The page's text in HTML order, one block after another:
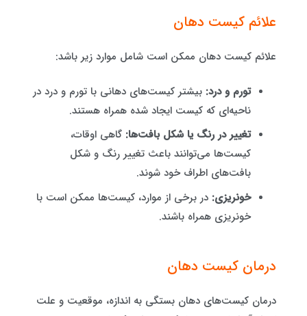
علائم کیست دهان
علائم کیست دهان ممکن است شامل موارد زیر باشد:
تورم و درد: بیشتر کیست‌های دهانی با تورم و درد در
ناحیه‌ای که کیست ایجاد شده همراه هستند.
تغییر در رنگ یا شکل بافت‌ها: گاهی اوقات،
کیست‌ها می‌توانند باعث تغییر رنگ و شکل
بافت‌های اطراف خود شوند.
خونریزی: در برخی از موارد، کیست‌ها ممکن است با
خونریزی همراه باشند.
درمان کیست دهان
درمان کیست‌های دهان بستگی به اندازه، موقعیت و علت